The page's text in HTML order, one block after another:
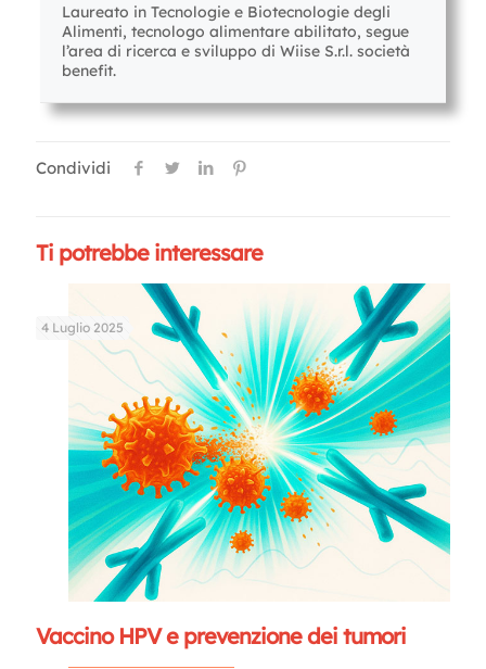
Laureato in Tecnologie e Biotecnologie degli
Alimenti, tecnologo alimentare abilitato, segue
l’area di ricerca e sviluppo di Wiise S.r.l. società
benefit.
Condividi
Ti potrebbe interessare
4 Luglio 2025
Vaccino HPV e prevenzione dei tumori